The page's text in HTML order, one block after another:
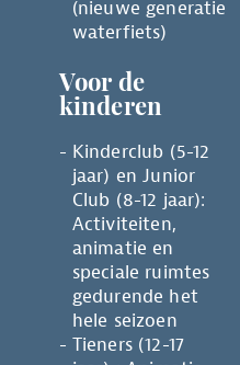
(nieuwe generatie
waterfiets)
Voor de
kinderen
Kinderclub (5-12
jaar) en Junior
Club (8-12 jaar):
Activiteiten,
animatie en
speciale ruimtes
gedurende het
hele seizoen
Tieners (12-17